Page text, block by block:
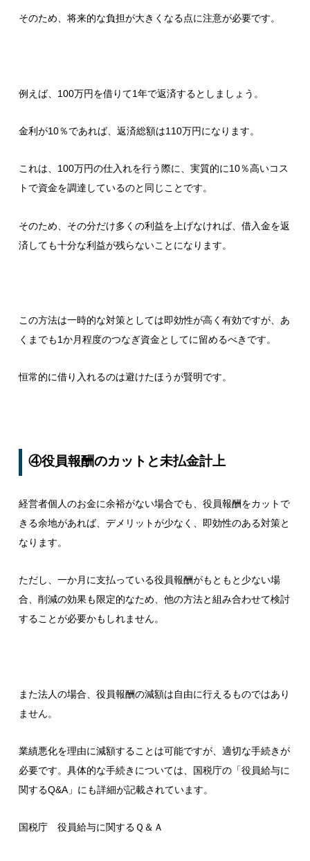
そのため、将来的な負担が大きくなる点に注意が必要です。
例えば、100万円を借りて1年で返済するとしましょう。
金利が10％であれば、返済総額は110万円になります。
これは、100万円の仕入れを行う際に、実質的に10％高いコス
トで資金を調達しているのと同じことです。
そのため、その分だけ多くの利益を上げなければ、借入金を返
済しても十分な利益が残らないことになります。
この方法は一時的な対策としては即効性が高く有効ですが、あ
くまでも1か月程度のつなぎ資金としてに留めるべきです。
恒常的に借り入れるのは避けたほうが賢明です。
④役員報酬のカットと未払金計上
経営者個人のお金に余裕がない場合でも、役員報酬をカットで
きる余地があれば、デメリットが少なく、即効性のある対策と
なります。
ただし、一か月に支払っている役員報酬がもともと少ない場
合、削減の効果も限定的なため、他の方法と組み合わせて検討
することが必要かもしれません。
また法人の場合、役員報酬の減額は自由に行えるものではあり
ません。
業績悪化を理由に減額することは可能ですが、適切な手続きが
必要です。具体的な手続きについては、国税庁の「役員給与に
関するQ&A」にも詳細が記載されています。
国税庁 役員給与に関するＱ＆Ａ